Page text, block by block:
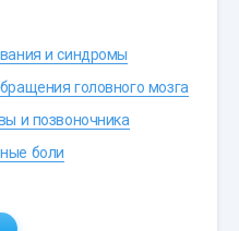
и синдромы
головного мозга
и позвоночника
боли